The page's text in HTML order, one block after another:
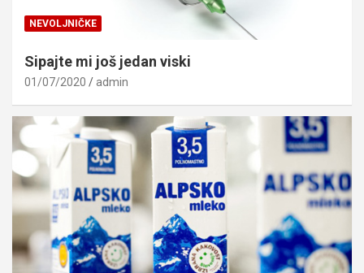
NEVOLJNIČKE
Sipajte mi još jedan viski
01/07/2020 admin